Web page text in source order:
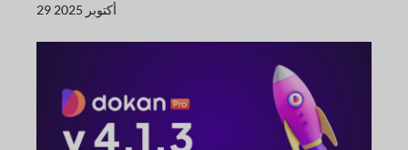
29 أكتوبر 2025